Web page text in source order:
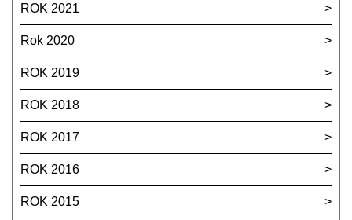
ROK 2021
Rok 2020
ROK 2019
ROK 2018
ROK 2017
ROK 2016
ROK 2015